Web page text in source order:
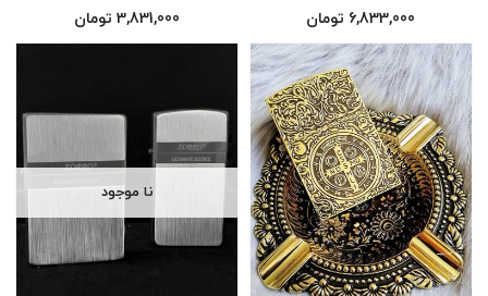
6,833,000 تومان 3,831,000 تومان
نا موجود